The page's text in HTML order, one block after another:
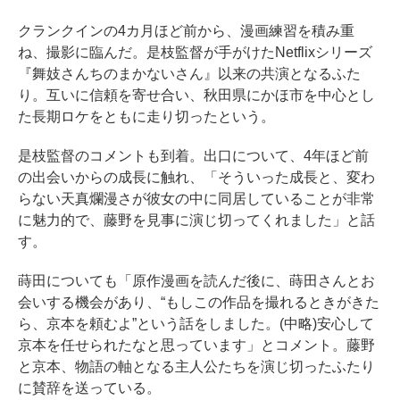
クランクインの4カ月ほど前から、漫画練習を積み重
ね、撮影に臨んだ。是枝監督が手がけたNetflixシリーズ
『舞妓さんちのまかないさん』以来の共演となるふた
り。互いに信頼を寄せ合い、秋田県にかほ市を中心とし
た長期ロケをともに走り切ったという。
是枝監督のコメントも到着。出口について、4年ほど前
の出会いからの成長に触れ、「そういった成長と、変わ
らない天真爛漫さが彼女の中に同居していることが非常
に魅力的で、藤野を見事に演じ切ってくれました」と話
す。
蒔田についても「原作漫画を読んだ後に、蒔田さんとお
会いする機会があり、“もしこの作品を撮れるときがきた
ら、京本を頼むよ”という話をしました。(中略)安心して
京本を任せられたなと思っています」とコメント。藤野
と京本、物語の軸となる主人公たちを演じ切ったふたり
に賛辞を送っている。